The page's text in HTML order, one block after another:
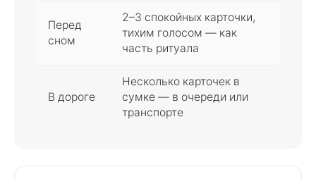
Перед
сном
2–3 спокойных карточки,
тихим голосом — как
часть ритуала
В дороге
Несколько карточек в
сумке — в очереди или
транспорте